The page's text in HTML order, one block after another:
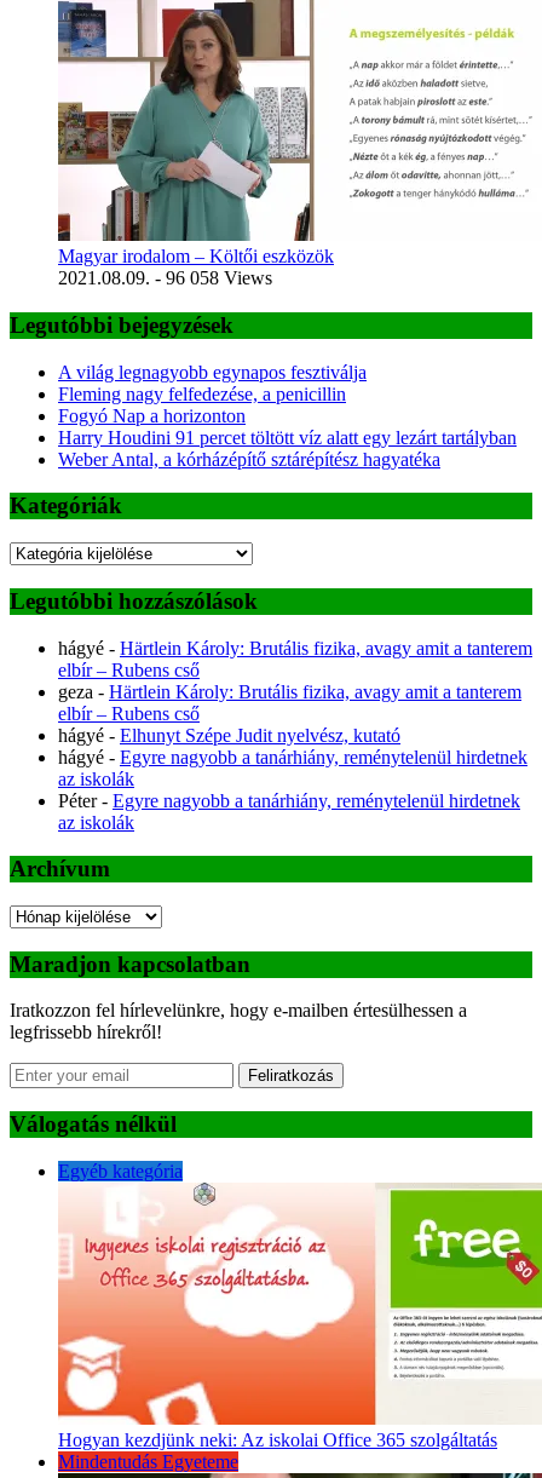
Magyar irodalom – Költői eszközök
2021.08.09. - 96 058 Views
Legutóbbi bejegyzések
A világ legnagyobb egynapos fesztiválja
Fleming nagy felfedezése, a penicillin
Fogyó Nap a horizonton
Harry Houdini 91 percet töltött víz alatt egy lezárt tartályban
Weber Antal, a kórházépítő sztárépítész hagyatéka
Kategóriák
Kategóriák
Legutóbbi hozzászólások
hágyé - Härtlein Károly: Brutális fizika, avagy amit a tanterem
elbír – Rubens cső
geza - Härtlein Károly: Brutális fizika, avagy amit a tanterem
elbír – Rubens cső
hágyé - Elhunyt Szépe Judit nyelvész, kutató
hágyé - Egyre nagyobb a tanárhiány, reménytelenül hirdetnek
az iskolák
Péter- Egyre nagyobb a tanárhiány, reménytelenül hirdetnek
az iskolák
Archívum
Archívum
Maradjon kapcsolatban
Iratkozzon fel hírlevelünkre, hogy e-mailben értesülhessen a
legfrissebb hírekről!
Feliratkozás
Válogatás nélkül
Egyéb kategória
Hogyan kezdjünk neki: Az iskolai Office 365 szolgáltatás
Mindentudás Egyeteme